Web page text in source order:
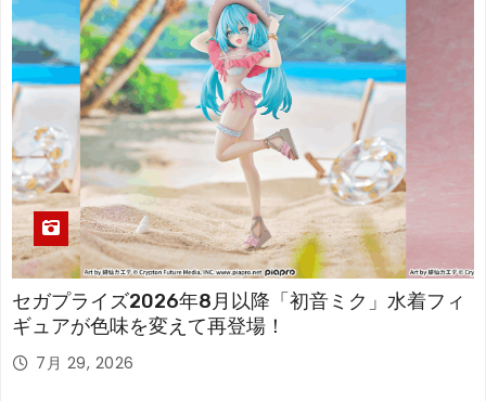
セガプライズ2026年8月以降「初音ミク」水着フィ
ギュアが色味を変えて再登場！
7月 29, 2026